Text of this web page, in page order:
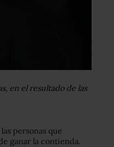
en el resultado de las
las personas que
ganar la contienda.